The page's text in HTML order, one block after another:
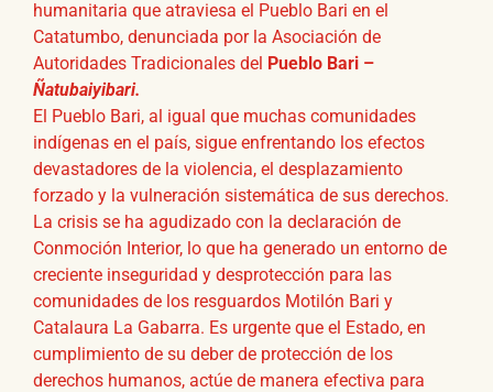
humanitaria que atraviesa el Pueblo Bari en el
Catatumbo, denunciada por la Asociación de
Autoridades Tradicionales del Pueblo Bari –
Ñatubaiyibari.
El Pueblo Bari, al igual que muchas comunidades
indígenas en el país, sigue enfrentando los efectos
devastadores de la violencia, el desplazamiento
forzado y la vulneración sistemática de sus derechos.
La crisis se ha agudizado con la declaración de
Conmoción Interior, lo que ha generado un entorno de
creciente inseguridad y desprotección para las
comunidades de los resguardos Motilón Bari y
Catalaura La Gabarra. Es urgente que el Estado, en
cumplimiento de su deber de protección de los
derechos humanos, actúe de manera efectiva para